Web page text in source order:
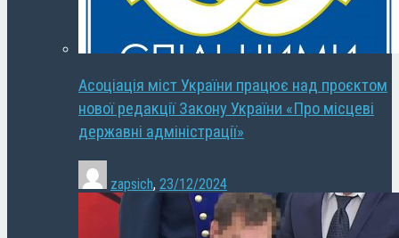
Асоціація міст України працює над проєктом
нової редакції Закону України «Про місцеві
державні адміністрації»
zapsich, 23/12/2024